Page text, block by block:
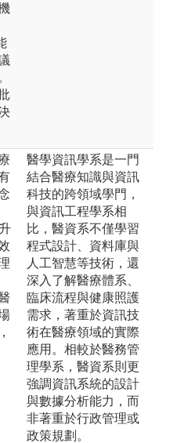
醫學資訊學系是一門
結合醫療知識與資訊
科技的跨領域學門，
與資訊工程學系相
比，醫資系不僅學習
程式設計、資料庫與
人工智慧等技術，還
深入了解醫療體系、
臨床流程與健康照護
需求，著重於資訊技
術在醫療領域的實際
應用。相較於醫務管
理學系，醫資系則更
強調資訊系統的設計
與數據分析能力，而
非著重於行政管理或
政策規劃。